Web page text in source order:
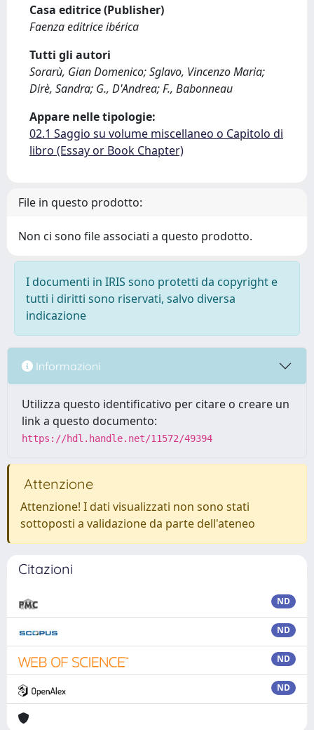
Casa editrice (Publisher)
Faenza editrice ibérica
Tutti gli autori
Sorarù, Gian Domenico; Sglavo, Vincenzo Maria;
Dirè, Sandra; G., D'Andrea; F., Babonneau
Appare nelle tipologie:
02.1 Saggio su volume miscellaneo o Capitolo di
libro (Essay or Book Chapter)
File in questo prodotto:
Non ci sono file associati a questo prodotto.
I documenti in IRIS sono protetti da copyright e
tutti i diritti sono riservati, salvo diversa
indicazione
Informazioni
Utilizza questo identificativo per citare o creare un
link a questo documento:
https://hdl.handle.net/11572/49394
Attenzione
Attenzione! I dati visualizzati non sono stati
sottoposti a validazione da parte dell'ateneo
Citazioni
ND
ND
ND
ND